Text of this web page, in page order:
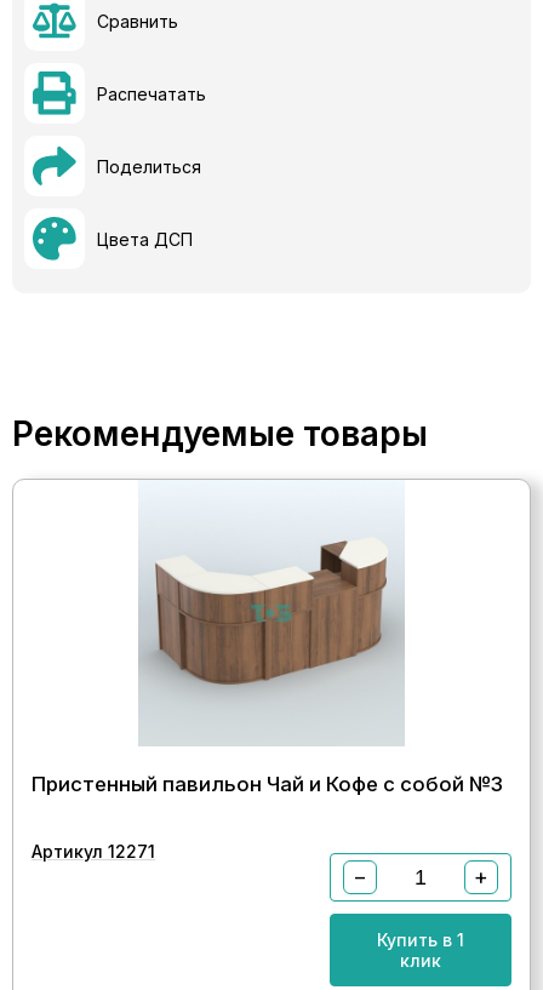
Сравнить
Распечатать
Поделиться
Цвета ДСП
Рекомендуемые товары
Пристенный павильон Чай и Кофе с собой №3
Артикул 12271
− +
Купить в 1
клик